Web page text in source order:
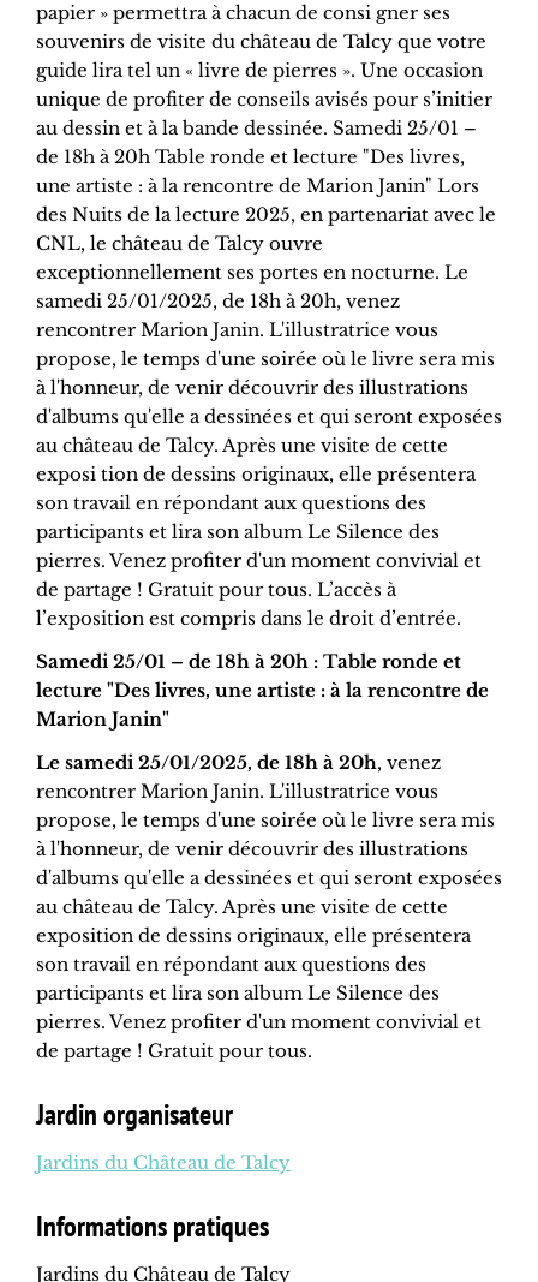
papier » permettra à chacun de consi gner ses
souvenirs de visite du château de Talcy que votre
guide lira tel un « livre de pierres ». Une occasion
unique de profiter de conseils avisés pour s’initier
au dessin et à la bande dessinée. Samedi 25/01 –
de 18h à 20h Table ronde et lecture "Des livres,
une artiste : à la rencontre de Marion Janin" Lors
des Nuits de la lecture 2025, en partenariat avec le
CNL, le château de Talcy ouvre
exceptionnellement ses portes en nocturne. Le
samedi 25/01/2025, de 18h à 20h, venez
rencontrer Marion Janin. L'illustratrice vous
propose, le temps d'une soirée où le livre sera mis
à l'honneur, de venir découvrir des illustrations
d'albums qu'elle a dessinées et qui seront exposées
au château de Talcy. Après une visite de cette
exposi tion de dessins originaux, elle présentera
son travail en répondant aux questions des
participants et lira son album Le Silence des
pierres. Venez profiter d'un moment convivial et
de partage ! Gratuit pour tous. L’accès à
l’exposition est compris dans le droit d’entrée.
Samedi 25/01 – de 18h à 20h : Table ronde et
lecture "Des livres, une artiste : à la rencontre de
Marion Janin"
Le samedi 25/01/2025, de 18h à 20h, venez
rencontrer Marion Janin. L'illustratrice vous
propose, le temps d'une soirée où le livre sera mis
à l'honneur, de venir découvrir des illustrations
d'albums qu'elle a dessinées et qui seront exposées
au château de Talcy. Après une visite de cette
exposition de dessins originaux, elle présentera
son travail en répondant aux questions des
participants et lira son album Le Silence des
pierres. Venez profiter d'un moment convivial et
de partage ! Gratuit pour tous.
Jardin organisateur
Jardins du Château de Talcy
Informations pratiques
Jardins du Château de Talcy